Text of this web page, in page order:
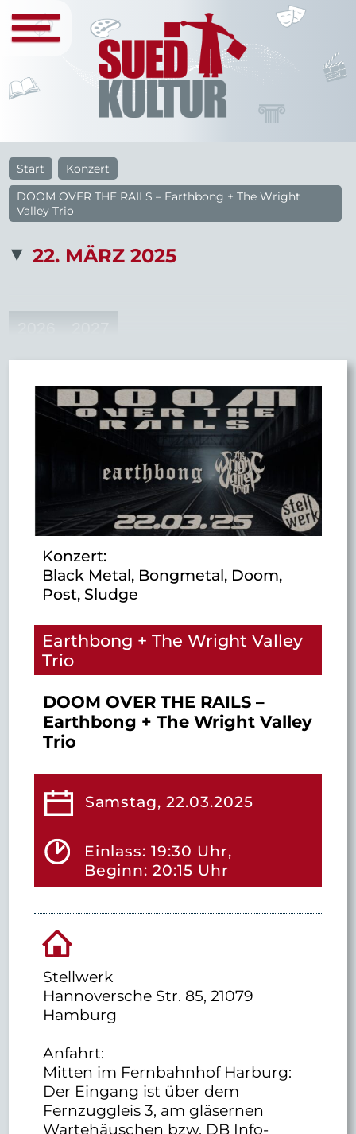
Start
Konzert
DOOM OVER THE RAILS – Earthbong + The Wright
Valley Trio
22. MÄRZ 2025
Konzert:
Black Metal, Bongmetal, Doom,
Post, Sludge
Earthbong + The Wright Valley
Trio
DOOM OVER THE RAILS –
Earthbong + The Wright Valley
Trio
Samstag, 22.03.2025
Einlass: 19:30 Uhr,
Beginn: 20:15 Uhr
Stellwerk
Hannoversche Str. 85, 21079
Hamburg
Anfahrt:
Mitten im Fernbahnhof Harburg:
Der Eingang ist über dem
Fernzuggleis 3, am gläsernen
Wartehäuschen bzw. DB Info-